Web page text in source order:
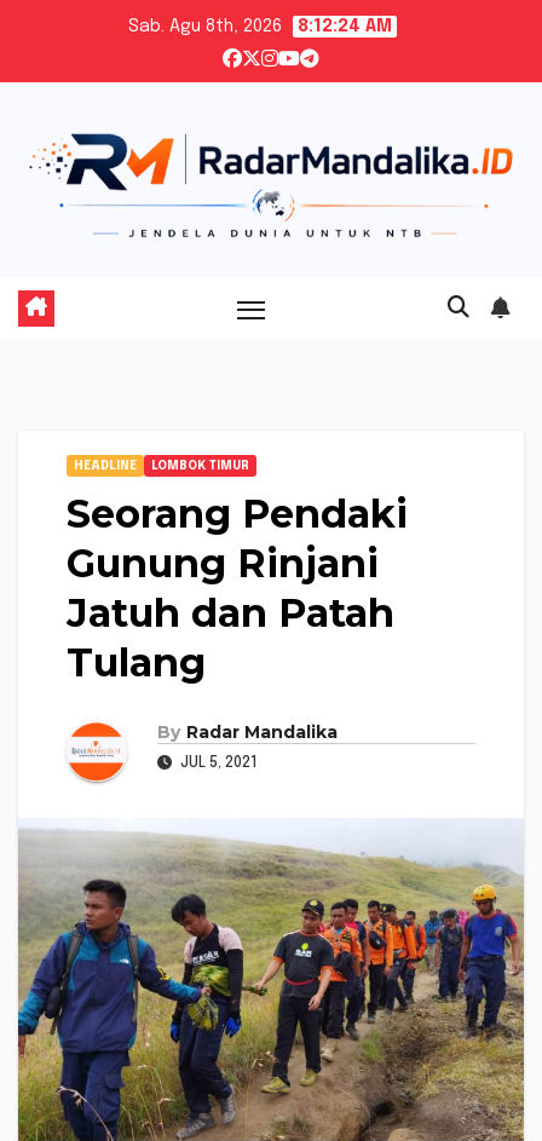
content
Sab. Agu 8th, 2026 8:12:25 AM
HEADLINE LOMBOK TIMUR
Seorang Pendaki
Gunung Rinjani
Jatuh dan Patah
Tulang
By Radar Mandalika
JUL 5, 2021